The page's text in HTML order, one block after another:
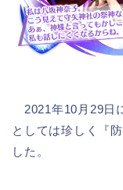
2021年10月29日
としては珍しく『
した。